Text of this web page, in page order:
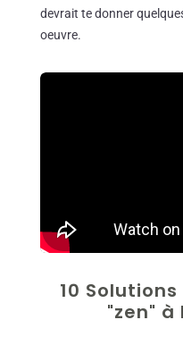
devrait te donner
oeuvre.
10
"zen"